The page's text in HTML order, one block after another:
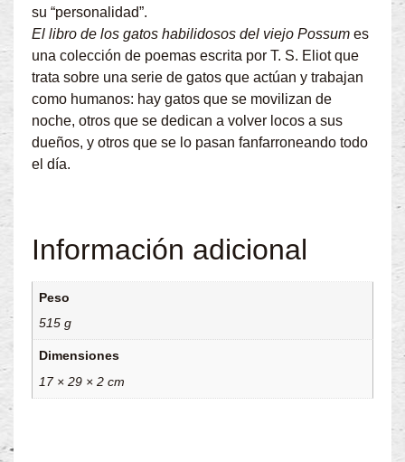
su “personalidad”.
El libro de los gatos habilidosos del viejo Possum es
una colección de poemas escrita por T. S. Eliot que
trata sobre una serie de gatos que actúan y trabajan
como humanos: hay gatos que se movilizan de
noche, otros que se dedican a volver locos a sus
dueños, y otros que se lo pasan fanfarroneando todo
el día.
Información adicional
Peso
515 g
Dimensiones
17 × 29 × 2 cm